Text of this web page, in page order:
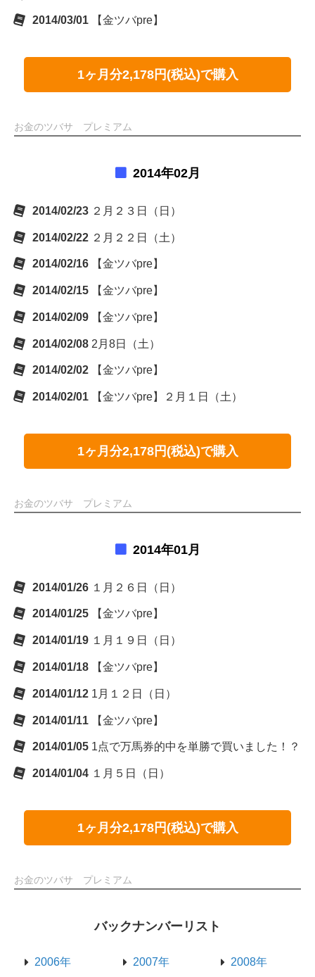
2014/03/01 【金ツバpre】
1ヶ月分2,178円(税込)で購入
お金のツバサ プレミアム
2014年02月
2014/02/23 ２月２３日（日）
2014/02/22 ２月２２日（土）
2014/02/16 【金ツバpre】
2014/02/15 【金ツバpre】
2014/02/09 【金ツバpre】
2014/02/08 2月8日（土）
2014/02/02 【金ツバpre】
2014/02/01 【金ツバpre】２月１日（土）
1ヶ月分2,178円(税込)で購入
お金のツバサ プレミアム
2014年01月
2014/01/26 １月２６日（日）
2014/01/25 【金ツバpre】
2014/01/19 １月１９日（日）
2014/01/18 【金ツバpre】
2014/01/12 1月１２日（日）
2014/01/11 【金ツバpre】
2014/01/05 1点で万馬券的中を単勝で買いました！？
2014/01/04 １月５日（日）
1ヶ月分2,178円(税込)で購入
お金のツバサ プレミアム
バックナンバーリスト
2006年 2007年 2008年